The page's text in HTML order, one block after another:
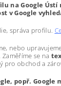
na Google
v Google
správa profilu.
nebo
. Zaměříme se na
pro obchod a
popř.